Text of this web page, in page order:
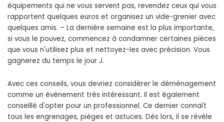
équipements qui ne vous servent pas, revendez ceux qui vous
rapportent quelques euros et organisez un vide-grenier avec
quelques amis. – La dernière semaine est la plus importante,
si vous le pouvez, commencez à condamner certaines pièces
que vous n'utilisez plus et nettoyez-les avec précision. Vous
gagnerez du temps le jour J.
Avec ces conseils, vous devriez considérer le déménagement
comme un événement très intéressant. Il est également
conseillé d'opter pour un professionnel. Ce dernier connaît
tous les engrenages, pièges et astuces. Dès lors, il se révèle